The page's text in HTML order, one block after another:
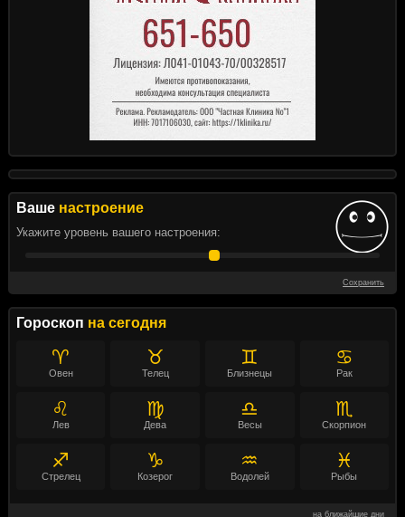
Ваше настроение
Укажите уровень вашего настроения:
Сохранить
Гороскоп на сегодня
♈
Овен
♉
Телец
♊
Близнецы
♋
Рак
♌
Лев
♍
Дева
♎
Весы
♏
Скорпион
♐
Стрелец
♑
Козерог
♒
Водолей
♓
Рыбы
на ближайшие дни